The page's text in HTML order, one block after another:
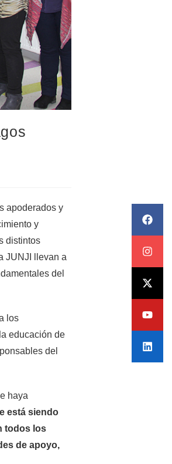
apoderados y
y
distintos
JUNJI llevan a
del
los
educación de
del
haya
está siendo
todos los
de apoyo,